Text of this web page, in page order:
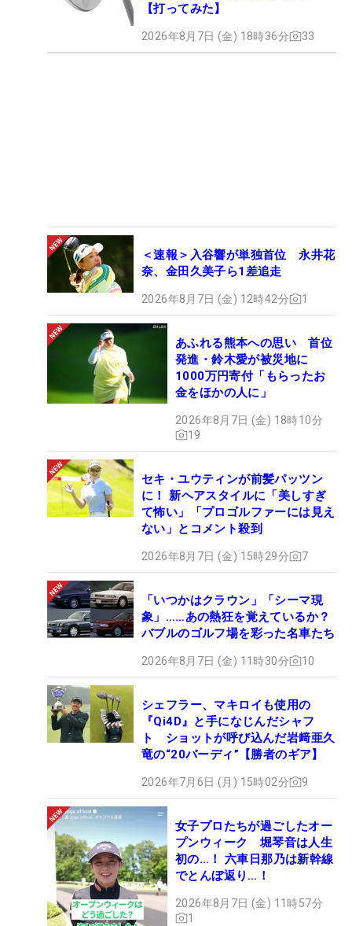
【打ってみた】
2026年8月7日 (金) 18時36分 33
＜速報＞入谷響が単独首位 永井花
奈、金田久美子ら1差追走
2026年8月7日 (金) 12時42分 1
あふれる熊本への思い 首位
発進・鈴木愛が被災地に
1000万円寄付「もらったお
金をほかの人に」
2026年8月7日 (金) 18時10分
19
セキ・ユウティンが前髪パッツン
に！ 新ヘアスタイルに「美しすぎ
て怖い」「プロゴルファーには見え
ない」とコメント殺到
2026年8月7日 (金) 15時29分 7
「いつかはクラウン」「シーマ現
象」……あの熱狂を覚えているか？
バブルのゴルフ場を彩った名車たち
2026年8月7日 (金) 11時30分 10
シェフラー、マキロイも使用の
『Qi4D』と手になじんだシャフ
ト ショットが呼び込んだ岩﨑亜久
竜の“20バーディ”【勝者のギア】
2026年7月6日 (月) 15時02分 9
女子プロたちが過ごしたオー
プンウィーク 堀琴音は人生
初の…！ 六車日那乃は新幹線
でとんぼ返り…！
2026年8月7日 (金) 11時57分
1